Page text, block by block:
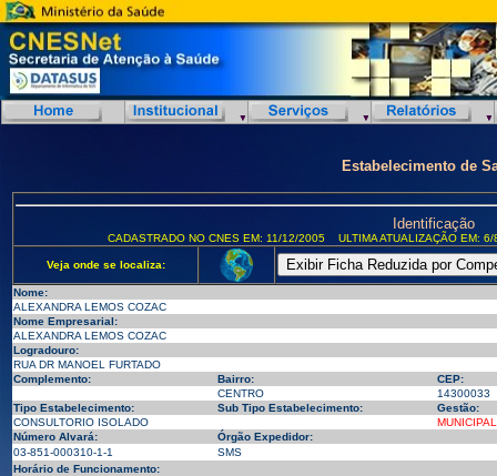
Estabelecimento de
Identificação
CADASTRADO NO CNES EM: 11/12/2005 ULTIMA ATUALIZAÇÃO EM:
Veja onde se localiza:
Nome:
ALEXANDRA LEMOS COZAC
Nome Empresarial:
ALEXANDRA LEMOS COZAC
Logradouro:
RUA DR MANOEL FURTADO
Complemento:
Bairro:
CEP:
CENTRO
14300033
Tipo Estabelecimento:
Sub Tipo Estabelecimento:
Gestão:
CONSULTORIO ISOLADO
MUNICIPAL
Número Alvará:
Órgão Expedidor:
03-851-000310-1-1
SMS
Horário de Funcionamento: